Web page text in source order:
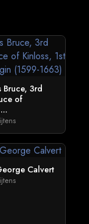
Bruce, 3rd
of
Calvert